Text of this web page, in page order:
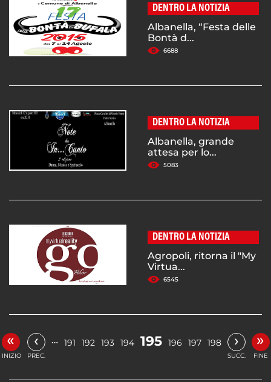
DENTRO LA NOTIZIA
Albanella, “Festa delle
Bontà d...
6688
DENTRO LA NOTIZIA
Albanella, grande
attesa per lo...
5083
DENTRO LA NOTIZIA
Agropoli, ritorna il "My
Virtua...
6545
«
INIZIO
‹
PREC.
… 191 192 193 194 195 196 197 198 ›
SUCC.
»
FINE